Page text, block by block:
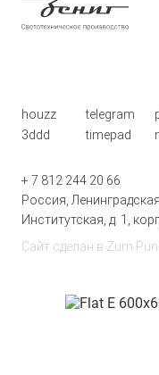
houzz telegram
3ddd
timepad
+ 7 812 244 20 66
Россия,
Институтская, д. 1,
Сайт сделан в Zum